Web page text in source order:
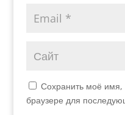
Сохранить моё имя,
браузере для